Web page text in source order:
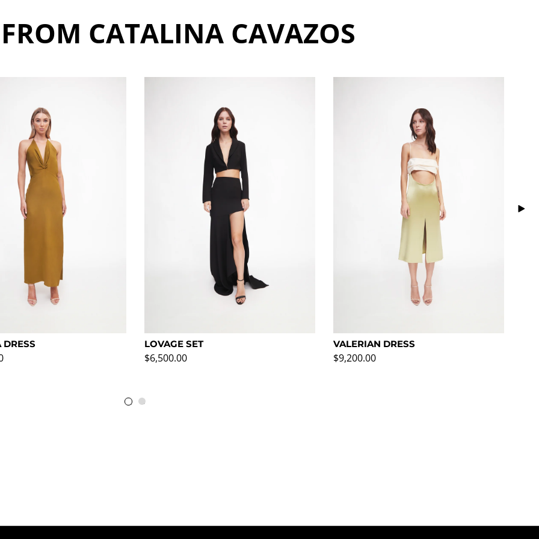
CATALINA CAVAZOS
DRESS LOVAGE SET
Precio normal
$6,500.00
VALERIAN DRESS
Precio normal
$9,200.00